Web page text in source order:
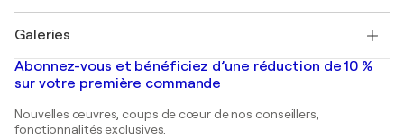
Banksy
Mr. Brainwash
Shepard Fairey
Tableaux abstraits à vendre
Peintures de paysage
Estampes
Peintures acryliques
Galeries
Galeries d'art en France
Galeries d'art en Belgique
Abonnez-vous et bénéficiez d’une réduction de 10 %
sur votre première commande
Nouvelles œuvres, coups de cœur de nos conseillers,
fonctionnalités exclusives.